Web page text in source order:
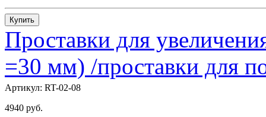
Купить
Проставки для
=30 мм) /проставки для
Артикул: RT-02-08
4940 руб.